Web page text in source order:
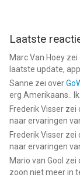
Laatste
Marc Van Hoey zei
laatste update,
Sanne zei over
erg Amerikaans.. Ik...
Frederik Visser zei
naar ervaringen
Frederik Visser zei
naar ervaringen
Mario van Gool zei
zoon niet meer in te